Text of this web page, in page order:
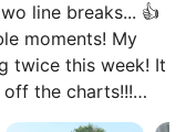
line breaks... 👍
moments! My
twice this week! It
off the charts!!!
a great